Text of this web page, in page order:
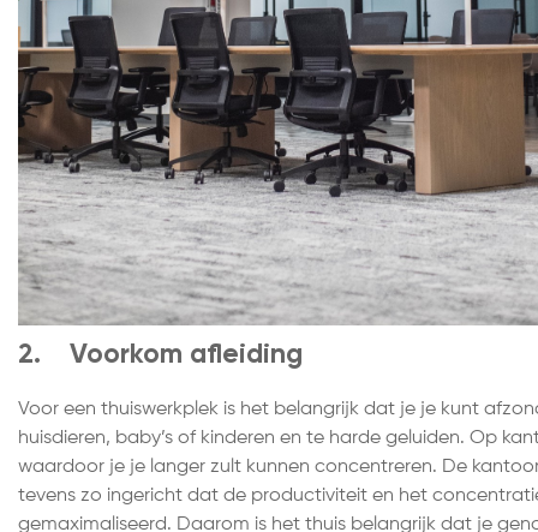
2. Voorkom afleiding
Voor een thuiswerkplek is het belangrijk dat je je kunt
huisdieren, baby’s of kinderen en te harde geluiden. Op
waardoor je je langer zult kunnen concentreren. De
tevens zo ingericht dat de productiviteit en het
gemaximaliseerd. Daarom is het thuis belangrijk dat je